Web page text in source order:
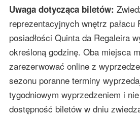
Uwaga dotycząca biletów:
reprezentacyjnych wnętrz pałacu
posiadłości Quinta da Regaleira
określoną godzinę. Oba miejsca
zarezerwować online z
sezonu poranne terminy
tygodniowym wyprzedzeniem i
dostępność biletów w dniu